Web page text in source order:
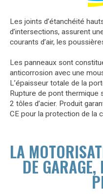
Les joints d’étanchéité
d’intersections, assurent
courants d’air, les
Les panneaux sont
anticorrosion avec une
L’épaisseur totale de la
Rupture de pont
2 tôles d’acier. Produit
CE pour la protection de la
LA
DE GARAGE,